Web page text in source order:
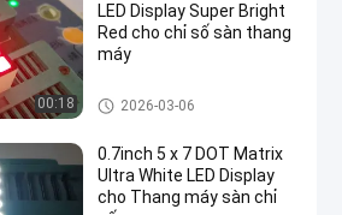
00:18
LED Display Super Bright
Red cho chỉ số sàn thang
máy
Màn hình LED Dot Matrix 5x7
2026-03-06
0.7inch 5 x 7 DOT Matrix
Ultra White LED Display
cho Thang máy sàn chỉ